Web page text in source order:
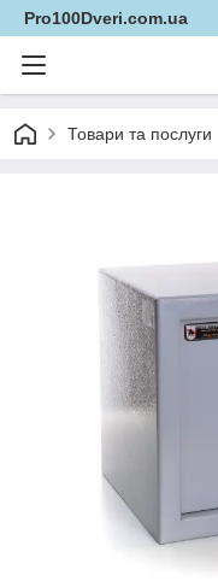
Pro100Dveri.com.ua
Товари та послуги